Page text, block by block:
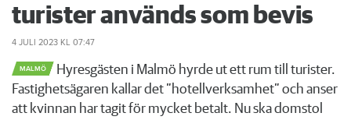
turister används som bevis
4 JULI 2023 KL 07:47
MALMÖ
Hyresgästen i Malmö hyrde ut ett rum till turister.
Fastighetsägaren kallar det ”hotellverksamhet” och anser
att kvinnan har tagit för mycket betalt. Nu ska domstol